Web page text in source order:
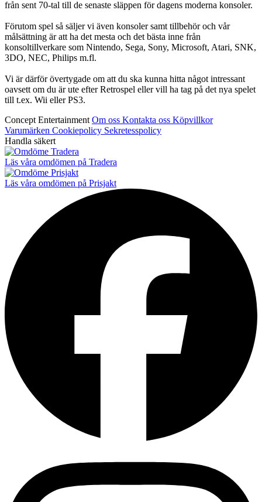
från sent 70-tal till de senaste släppen för dagens moderna konsoler.
Förutom spel så säljer vi även konsoler samt tillbehör och vår
målsättning är att ha det mesta och det bästa inne från
konsoltillverkare som Nintendo, Sega, Sony, Microsoft, Atari, SNK,
3DO, NEC, Philips m.fl.
Vi är därför övertygade om att du ska kunna hitta något intressant
oavsett om du är ute efter Retrospel eller vill ha tag på det nya spelet
till t.ex. Wii eller PS3.
Concept Entertainment Om oss Kontakta oss Köpvillkor
Varumärken Cookiepolicy Sekretesspolicy
Handla säkert
Läs våra omdömen på Tradera
Läs våra omdömen på Prisjakt